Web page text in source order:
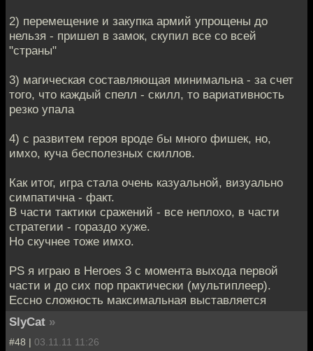
2) перемещение и закупка армий упрощены до
нельзя - пришел в замок, скупил все со всей
"страны"
3) магическая составляющая минимальна - за счет
того, что каждый спелл - скилл, то вариативность
резко упала
4) с развитем героя вроде бы много фишек, но,
имхо, куча бесполезных скиллов.
Как итог, игра стала очень казуальной, визуально
симпатична - факт.
В части тактики сражений - все неплохо, в части
стратегии - гораздо хуже.
Но скучнее тоже имхо.
PS я играю в Heroes 3 с момента выхода первой
части и до сих пор практически (мультиплеер).
Ессно сложность максимальная выставляется
SlyCat »
#48 | 03.11.11 11:26